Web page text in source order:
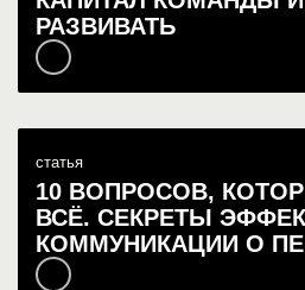
РАЗВИВАТЬ
статья
10 ВОПРОСОВ,
ВСЁ. СЕКРЕТЫ
КОММУНИКАЦИИ О